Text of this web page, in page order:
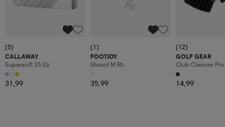
(5)
CALLAWAY
Supersoft 25 Dz
31,99
(1)
FOOTJOY
Stasof M Rh
35,99
(12)
GOLF GEAR
Club Cleaner Pro
14,99